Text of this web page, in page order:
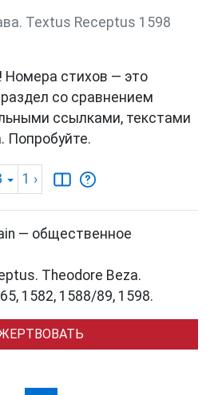
Textus Receptus 1598
! Номера стихов — это
со сравнением
ссылками, текстами
Попробуйте.
1 ›
— общественное
Theodore Beza.
1582, 1588/89, 1598.